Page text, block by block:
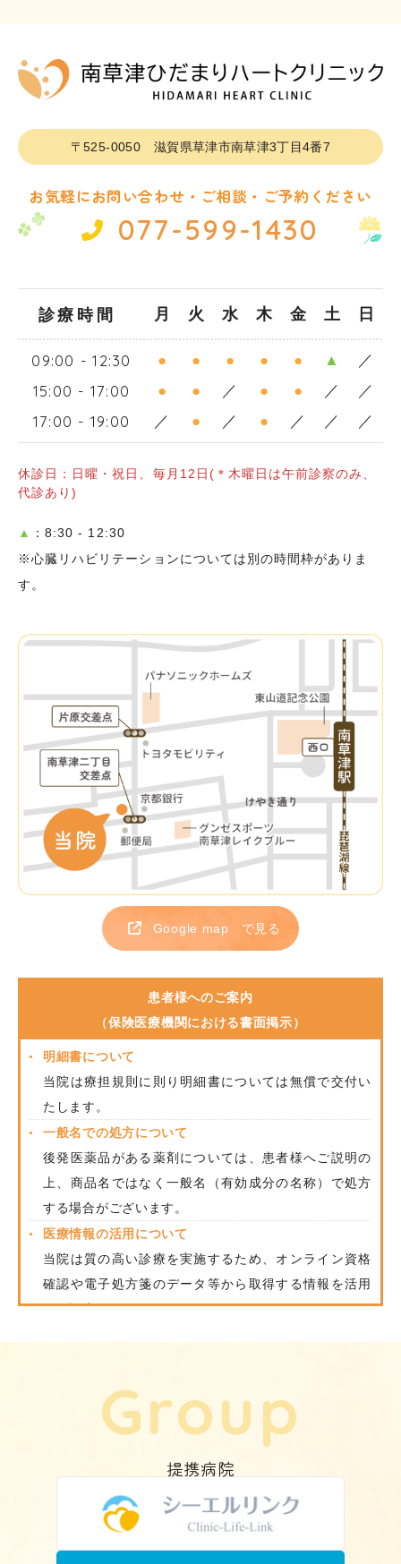
〒525-0050 滋賀県草津市南草津3丁目4番7
お気軽にお問い合わせ・ご相談・ご予約ください
077-599-1430
診療時間 月 火 水 木 金 土 日
09:00 - 12:30 ● ● ● ● ● ▲ ／
15:00 - 17:00 ● ● ／ ● ● ／ ／
17:00 - 19:00 ／ ● ／ ● ／ ／ ／
休診日：日曜・祝日、毎月12日(＊木曜日は午前診察のみ、
代診あり)
▲
：8:30 - 12:30
※心臓リハビリテーションについては別の時間枠がありま
す。
Google map で見る
患者様へのご案内
（保険医療機関における書面掲示）
明細書について
当院は療担規則に則り明細書については無償で交付い
たします。
一般名での処方について
後発医薬品がある薬剤については、患者様へご説明の
上、商品名ではなく一般名（有効成分の名称）で処方
する場合がございます。
医療情報の活用について
当院は質の高い診療を実施するため、オンライン資格
確認や電子処方箋のデータ等から取得する情報を活用
して診療をおこなっています。
提携病院